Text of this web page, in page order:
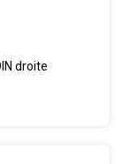
droite